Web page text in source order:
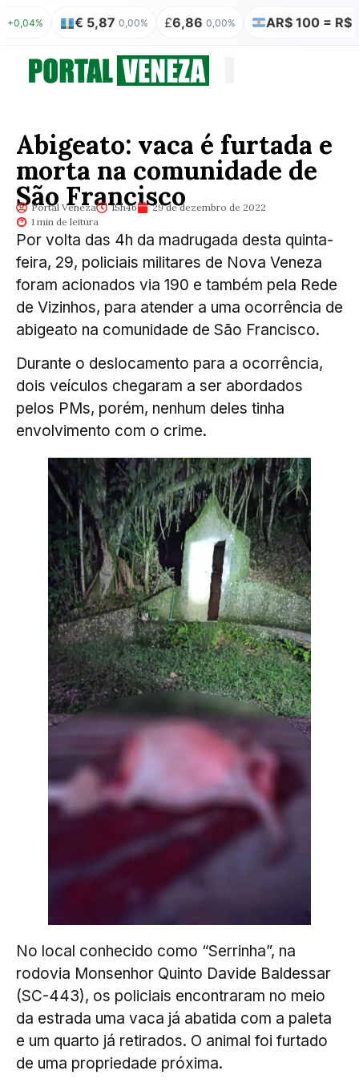
€ 5,87 0,00% £6,86 0,00% AR$ 100 = R$ 0,31
Abigeato: vaca é furtada e
morta na comunidade de
São Francisco
Portal Veneza 15h46
29 de dezembro de 2022
1 min de leitura
Por volta das 4h da madrugada desta quinta-
feira, 29, policiais militares de Nova Veneza
foram acionados via 190 e também pela Rede
de Vizinhos, para atender a uma ocorrência de
abigeato na comunidade de São Francisco.
Durante o deslocamento para a ocorrência,
dois veículos chegaram a ser abordados
pelos PMs, porém, nenhum deles tinha
envolvimento com o crime.
No local conhecido como “Serrinha”, na
rodovia Monsenhor Quinto Davide Baldessar
(SC-443), os policiais encontraram no meio
da estrada uma vaca já abatida com a paleta
e um quarto já retirados. O animal foi furtado
de uma propriedade próxima.